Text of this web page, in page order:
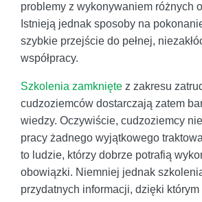
problemy z wykonywaniem różnych
Istnieją jednak sposoby na
szybkie przejście do pełnej,
współpracy.
Szkolenia zamknięte z zakresu
cudzoziemców dostarczają zatem
wiedzy. Oczywiście, cudzoziemcy
pracy żadnego wyjątkowego
to ludzie, którzy dobrze potrafią
obowiązki. Niemniej jednak
przydatnych informacji, dzięki którym